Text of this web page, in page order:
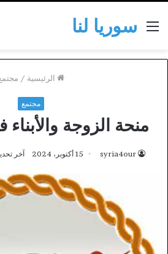
سوريا لناالقائمة
الرئيسية /
مجتمع
منحة الزوجة والأبناء في
syria4our 15 أكتوبر، 2024 آخر تحديث: 2